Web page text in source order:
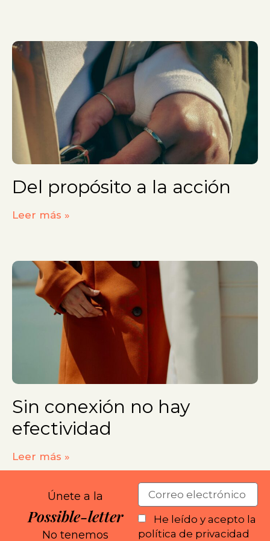
Del propósito a la acción
Leer más »
Sin conexión no hay
efectividad
Leer más »
Únete a la
Possible-letter
No tenemos
He leído y acepto la
política de privacidad